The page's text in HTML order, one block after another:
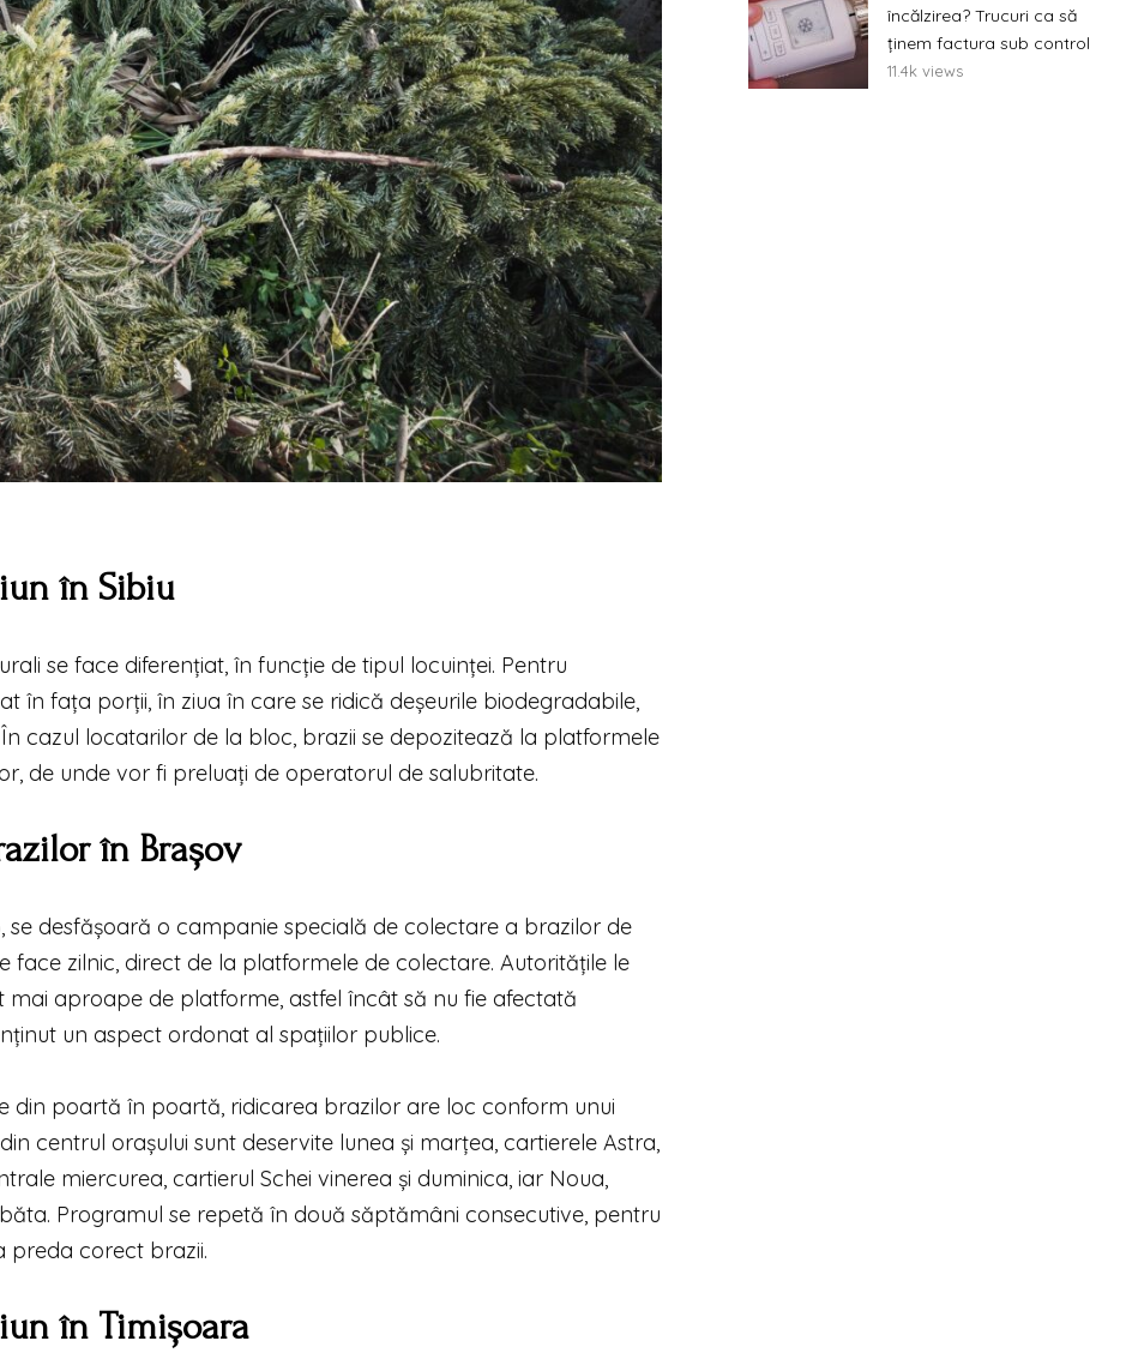
în Sibiu
se face diferențiat, în funcție de tipul locuinței. Pentru
în fața porții, în ziua în care se ridică deșeurile biodegradabile,
cazul locatarilor de la bloc, brazii se depozitează la platformele
de unde vor fi preluați de operatorul de salubritate.
în Brașov
se desfășoară o campanie specială de colectare a brazilor de
face zilnic, direct de la platformele de colectare. Autoritățile le
aproape de platforme, astfel încât să nu fie afectată
un aspect ordonat al spațiilor publice.
din poartă în poartă, ridicarea brazilor are loc conform unui
centrul orașului sunt deservite lunea și marțea, cartierele Astra,
miercurea, cartierul Schei vinerea și duminica, iar Noua,
Programul se repetă în două săptămâni consecutive, pentru
preda corect brazii.
în Timișoara
încălzirea? Trucuri ca să
ținem factura sub control
11.4k views